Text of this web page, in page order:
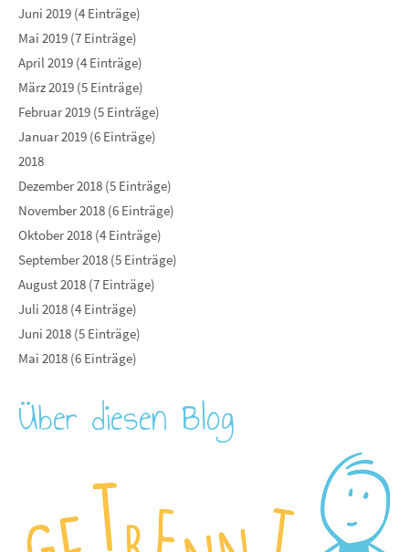
Juni 2019 (4 Einträge)
Mai 2019 (7 Einträge)
April 2019 (4 Einträge)
März 2019 (5 Einträge)
Februar 2019 (5 Einträge)
Januar 2019 (6 Einträge)
2018
Dezember 2018 (5 Einträge)
November 2018 (6 Einträge)
Oktober 2018 (4 Einträge)
September 2018 (5 Einträge)
August 2018 (7 Einträge)
Juli 2018 (4 Einträge)
Juni 2018 (5 Einträge)
Mai 2018 (6 Einträge)
Über diesen Blog